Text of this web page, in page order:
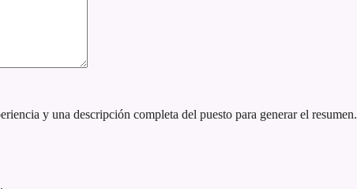
y una descripción completa del puesto para generar el resumen.